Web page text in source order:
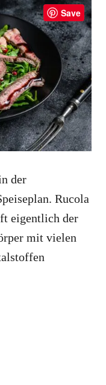
Save
der
Rucola
eigentlich der
mit vielen